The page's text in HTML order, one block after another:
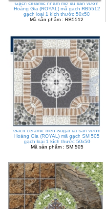
Gạch ceramic nhám mờ lát sân vườn
Hoàng Gia (ROYAL) mã gạch RB5512
gạch loại 1 kích thước 50x50
Mã sản phẩm : RB5512
Gạch ceramic men Sugar lát sân vườn
Hoàng Gia (ROYAL) mã gạch SM 505
gạch loại 1 kích thước 50x50
Mã sản phẩm : SM 505